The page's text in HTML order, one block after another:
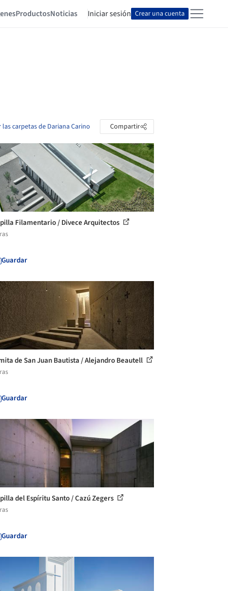
ProductosNoticias Iniciar sesión Crear una cuenta
las carpetas de Dariana Carino Compartir
Filamentario / Divece Arquitectos
Guardar
de San Juan Bautista / Alejandro Beautell
Guardar
del Espíritu Santo / Cazú Zegers
Guardar